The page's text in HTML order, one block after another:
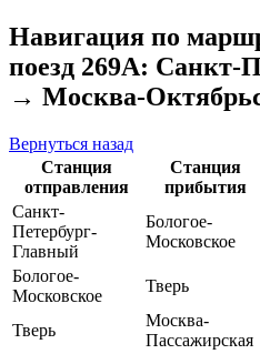
Навигация по
поезд 269А: Санкт-
→ Москва-
Вернуться назад
Станция
отправления
Станция
прибытия
Санкт-
Петербург-
Главный
Бологое-
Московское
Бологое-
Московское
Тверь
Тверь
Москва-
Пассажирская